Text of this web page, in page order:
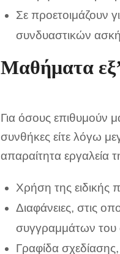
Σε προετοιμάζουν
συνδυαστικών
Μαθήματα
Για όσους επιθυμούν
συνθήκες είτε λόγω
απαραίτητα εργαλεία
Χρήση της ειδικής
Διαφάνειες, στις
συγγραμμάτων του
Γραφίδα